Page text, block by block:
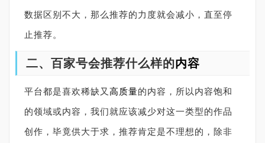
数据区别不大，那么推荐的力度就会减小，直至停
止推荐。
二、百家号会推荐什么样的内容
平台都是喜欢稀缺又 高质量的内容，所以内容饱和
的领域或内容，我们就应该减少对这一类型的作品
创作，毕竟供大于求，推荐肯定是不理想的，除非